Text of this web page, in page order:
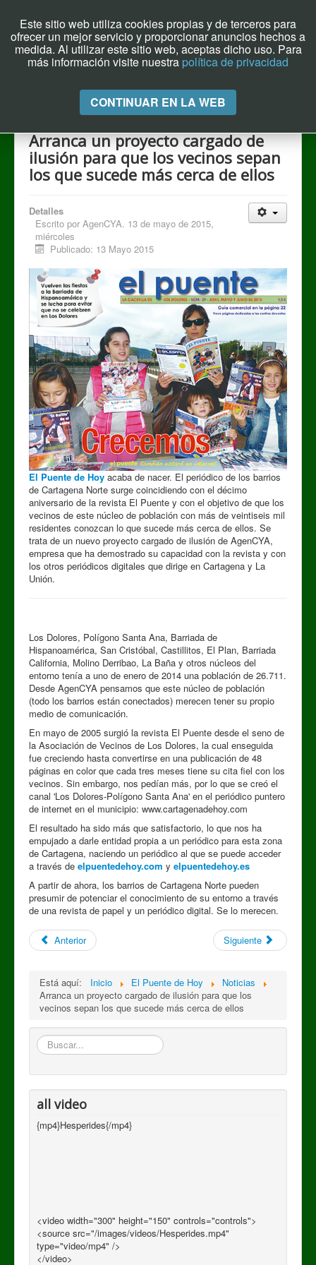
Archivo el Puente de Hoy
Cambiar
navegación
Arranca un proyecto cargado de
ilusión para que los vecinos sepan
los que sucede más cerca de ellos
Detalles
Escrito por AgenCYA. 13 de mayo de 2015,
miércoles
Publicado: 13 Mayo 2015
El Puente de Hoy acaba de nacer. El periódico de los barrios
de Cartagena Norte surge coincidiendo con el décimo
aniversario de la revista El Puente y con el objetivo de que los
vecinos de este núcleo de población con más de veintiseis mil
residentes conozcan lo que sucede más cerca de ellos. Se
trata de un nuevo proyecto cargado de ilusión de AgenCYA,
empresa que ha demostrado su capacidad con la revista y con
los otros periódicos digitales que dirige en Cartagena y La
Unión.
Los Dolores, Polígono Santa Ana, Barriada de
Hispanoamérica, San Cristóbal, Castillitos, El Plan, Barriada
California, Molino Derribao, La Baña y otros núcleos del
entorno tenía a uno de enero de 2014 una población de 26.711.
Desde AgenCYA pensamos que este núcleo de población
(todo los barrios están conectados) merecen tener su propio
medio de comunicación.
En mayo de 2005 surgió la revista El Puente desde el seno de
la Asociación de Vecinos de Los Dolores, la cual enseguida
fue creciendo hasta convertirse en una publicación de 48
páginas en color que cada tres meses tiene su cita fiel con los
vecinos. Sin embargo, nos pedían más, por lo que se creó el
canal 'Los Dolores-Polígono Santa Ana' en el periódico puntero
de internet en el municipio: www.cartagenadehoy.com
El resultado ha sido más que satisfactorio, lo que nos ha
empujado a darle entidad propia a un periódico para esta zona
de Cartagena, naciendo un periódico al que se puede acceder
a través de elpuentedehoy.com y elpuentedehoy.es
A partir de ahora, los barrios de Cartagena Norte pueden
presumir de potenciar el conocimiento de su entorno a través
de una revista de papel y un periódico digital. Se lo merecen.
Anterior Siguiente
Está aquí: Inicio El Puente de Hoy
Noticias
Arranca un proyecto cargado de ilusión para que los
vecinos sepan los que sucede más cerca de ellos
Buscar
all video
{mp4}Hesperides{/mp4}
<video width="300" height="150" controls="controls">
<source src="/images/videos/Hesperides.mp4"
type="video/mp4" />
</video>
Este sitio web utiliza cookies propias y de terceros para
ofrecer un mejor servicio y proporcionar anuncios hechos a
medida. Al utilizar este sitio web, aceptas dicho uso. Para
más información visite nuestra política de privacidad
CONTINUAR EN LA WEB